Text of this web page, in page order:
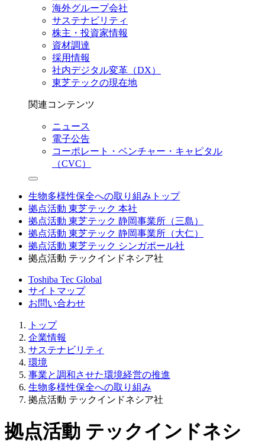
海外グループ会社
サステナビリティ
株主・投資家情報
資材調達
採用情報
社内デジタル変革（DX）
東芝テックの現在地
関連コンテンツ
ニュース
電子公告
コーポレート・ベンチャー・キャピタル
（CVC）
生物多様性保全への取り組みトップ
拠点活動 東芝テック 本社
拠点活動 東芝テック 静岡事業所（三島）
拠点活動 東芝テック 静岡事業所（大仁）
拠点活動 東芝テック シンガポール社
拠点活動 テックインドネシア社
Toshiba Tec Global
サイトマップ
お問い合わせ
トップ
企業情報
サステナビリティ
環境
事業と調和させた環境経営の推進
生物多様性保全への取り組み
拠点活動 テックインドネシア社
拠点活動 テックインドネシ